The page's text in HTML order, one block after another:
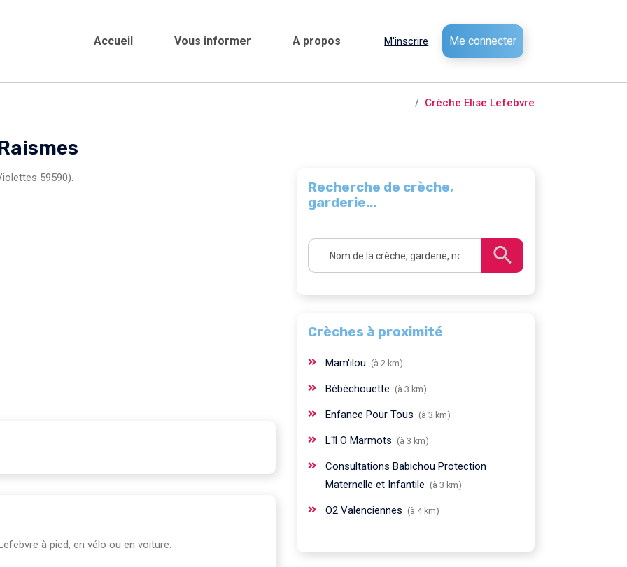
Accueil Vous informer A propos M'inscrire Me connecter
Crèche Elise Lefebvre
59590).
à pied, en vélo ou en voiture.
Recherche de crèche,
garderie...
Crèches à proximité
Mam'ilou (à 2 km)
Bébéchouette (à 3 km)
Enfance Pour Tous (à 3 km)
L'îl O Marmots (à 3 km)
Consultations Babichou Protection
Maternelle et Infantile (à 3 km)
O2 Valenciennes (à 4 km)